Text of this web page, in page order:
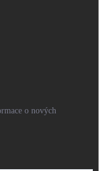
o nových